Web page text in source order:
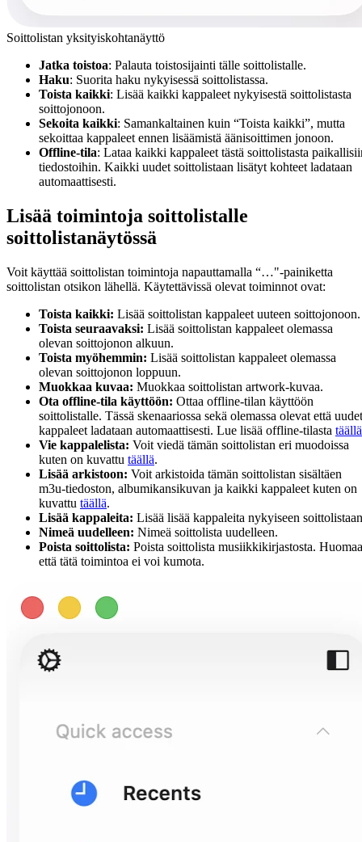
Soittolistan yksityiskohtanäyttö
Jatka toistoa: Palauta toistosijainti tälle soittolistalle.
Haku: Suorita haku nykyisessä soittolistassa.
Toista kaikki: Lisää kaikki kappaleet nykyisestä soittolistasta
soittojonoon.
Sekoita kaikki: Samankaltainen kuin “Toista kaikki”, mutta
sekoittaa kappaleet ennen lisäämistä äänisoittimen jonoon.
Offline-tila: Lataa kaikki kappaleet tästä soittolistasta
tiedostoihin. Kaikki uudet soittolistaan lisätyt kohteet ladataan
automaattisesti.
Lisää toimintoja soittolistalle
soittolistanäytössä
Voit käyttää soittolistan toimintoja napauttamalla “…"-painiketta
soittolistan otsikon lähellä. Käytettävissä olevat toiminnot ovat:
Toista kaikki: Lisää soittolistan kappaleet uuteen soittojonoon.
Toista seuraavaksi: Lisää soittolistan kappaleet olemassa
olevan soittojonon alkuun.
Toista myöhemmin: Lisää soittolistan kappaleet olemassa
olevan soittojonon loppuun.
Muokkaa kuvaa: Muokkaa soittolistan artwork-kuvaa.
Ota offline-tila käyttöön: Ottaa offline-tilan käyttöön
soittolistalle. Tässä skenaariossa sekä olemassa olevat että uudet
kappaleet ladataan automaattisesti. Lue lisää offline-tilasta täällä
Vie kappalelista: Voit viedä tämän soittolistan eri muodoissa
kuten on kuvattu täällä.
Lisää arkistoon: Voit arkistoida tämän soittolistan sisältäen
m3u-tiedoston, albumikansikuvan ja kaikki kappaleet kuten on
kuvattu täällä.
Lisää kappaleita: Lisää lisää kappaleita nykyiseen
Nimeä uudelleen: Nimeä soittolista uudelleen.
Poista soittolista: Poista soittolista musiikkikirjastosta.
että tätä toimintoa ei voi kumota.